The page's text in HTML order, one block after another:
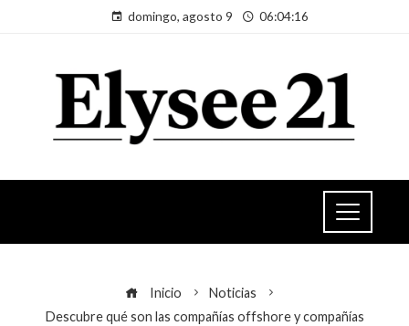
domingo, agosto 9 06:04:16
Inicio
Noticias
Descubre qué son las compañías offshore y compañías